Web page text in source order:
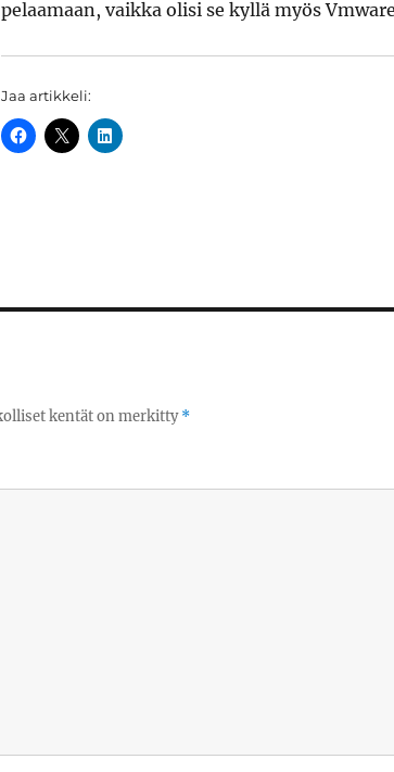
pelaamaan, vaikka olisi se kyllä myös
Jaa artikkeli:
kentät on merkitty*